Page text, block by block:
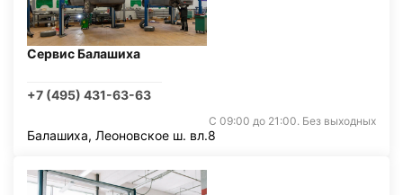
Сервис Балашиха
+7 (495) 431-63-63
С 09:00 до 21:00. Без выходных
Балашиха, Леоновское ш. вл.8